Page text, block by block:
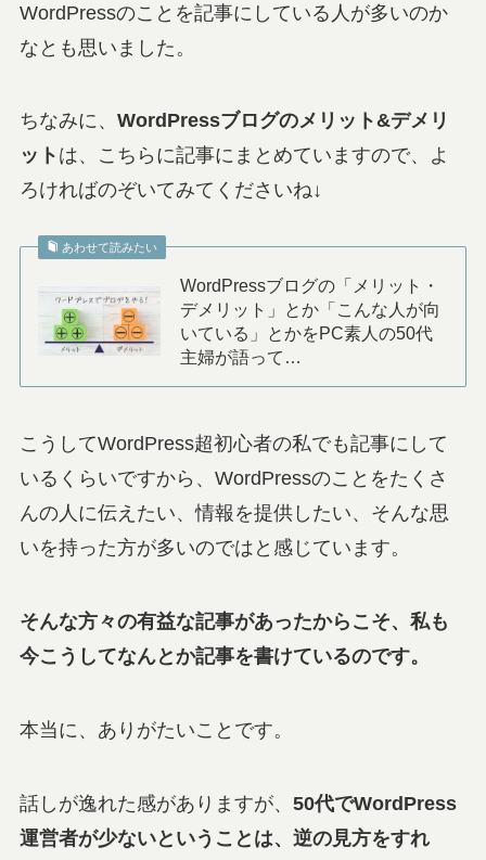
WordPressのことを記事にしている人が多いのか
なとも思いました。
ちなみに、 WordPressブログのメリット&デメリ
ット は、こちらに記事にまとめていますので、よ
ろければのぞいてみてくださいね↓
あわせて読みたい
WordPressブログの「メリット・
デメリット」とか「こんな人が向
いている」とかをPC素人の50代
主婦が語って…
こうしてWordPress超初心者の私でも記事にして
いるくらいですから、WordPressのことをたくさ
んの人に伝えたい、情報を提供したい、そんな思
いを持った方が多いのではと感じています。
そんな方々の有益な記事があったからこそ、私も
今こうしてなんとか記事を書けているのです。
本当に、ありがたいことです。
話しが逸れた感がありますが、 50代でWordPress
運営者が少ないということは、逆の見方をすれ